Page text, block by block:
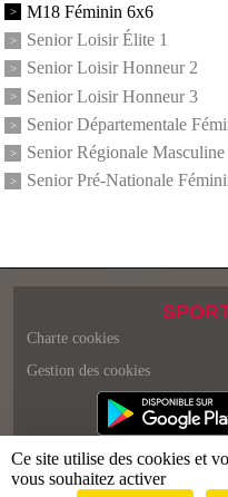
M18 Féminin 6x6
Senior Loisir Élite 1
Senior Loisir Honneur 2
Senior Loisir Honneur 3
Senior Départementale
Senior Régionale Masculine
Senior Pré-Nationale
Charte cookies
Gestion des cookies
Ce site utilise des cookies et
vous souhaitez activer